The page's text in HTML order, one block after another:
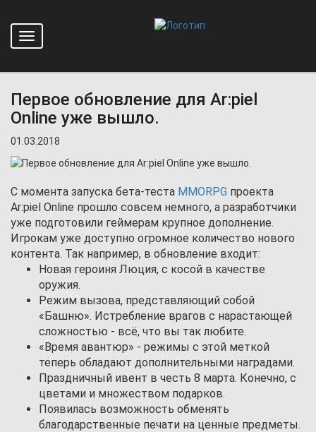
Toggle
navigation
Главная
Первое обновление для Ar:piel
Online уже вышло.
01.03.2018
С момента запуска бета-теста MMORPG проекта
Ar:piel Online прошло совсем немного, а разработчики
уже подготовили геймерам крупное дополнение.
Игрокам уже доступно огромное количество нового
контента. Так например, в обновление входит:
Новая героиня Люция, с косой в качестве
оружия.
Режим вызова, представляющий собой
«Башню». Истребление врагов с нарастающей
сложностью - всё, что вы так любите.
«Время авантюр» - режимы с этой меткой
теперь обладают дополнительными наградами.
Праздничный ивент в честь 8 марта. Конечно, с
цветами и множеством подарков.
Появилась возможность обменять
благодарственные печати на ценные предметы.